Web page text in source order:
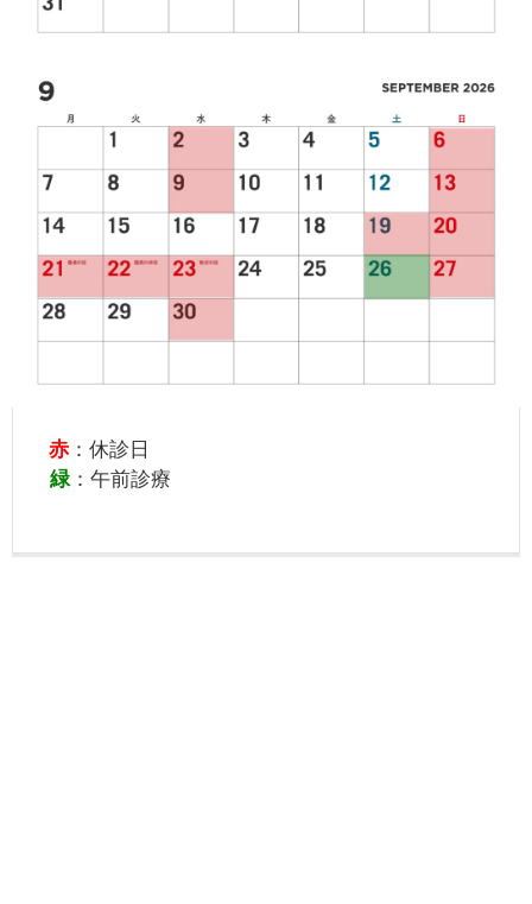
赤 ：休診日
緑：午前診療